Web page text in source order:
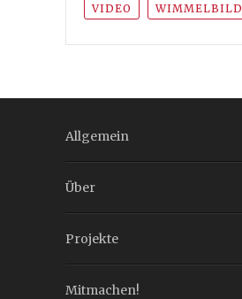
VIDEO WIMMELBILD
Allgemein
Über
Projekte
Mitmachen!